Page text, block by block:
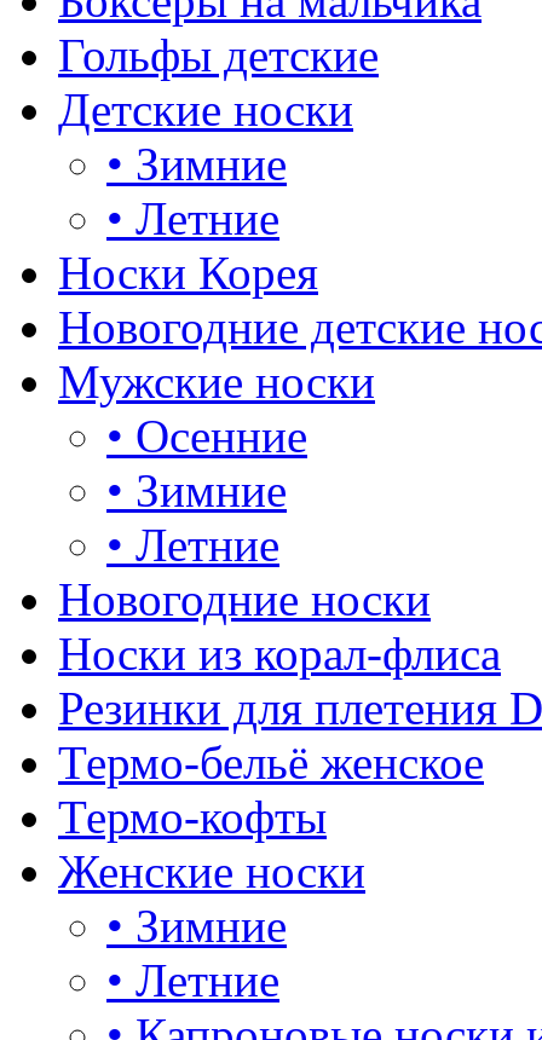
Гольфы детские
Детские носки
• Зимние
• Летние
Носки Корея
Новогодние детские
Мужские носки
• Осенние
• Зимние
• Летние
Новогодние носки
Носки из корал-флиса
Резинки для плетения
Термо-бельё женское
Термо-кофты
Женские носки
• Зимние
• Летние